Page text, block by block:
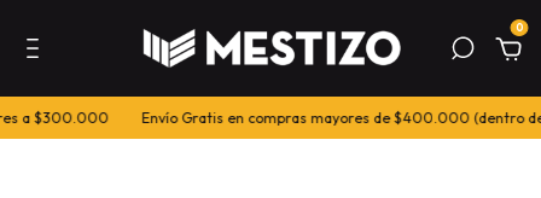
0
a $300.000 Envío Gratis en compras mayores de $400.000 (dentro